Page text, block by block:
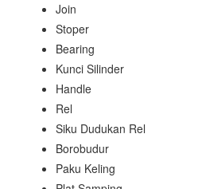
Join
Stoper
Bearing
Kunci Silinder
Handle
Rel
Siku Dudukan Rel
Borobudur
Paku Keling